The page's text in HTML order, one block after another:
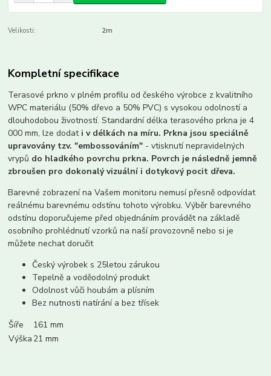
Velikosti: 2m
Kompletní specifikace
Terasové prkno v plném profilu od českého výrobce z kvalitního
WPC materiálu (50% dřevo a 50% PVC) s vysokou odolností a
dlouhodobou životností. Standardní délka terasového prkna je 4
000 mm, lze dodat i v délkách na míru. Prkna jsou speciálně
upravovány tzv. "embossováním" - vtisknutí nepravidelných
vrypů do hladkého povrchu prkna. Povrch je následně jemně
zbroušen pro dokonalý vizuální i dotykový pocit dřeva.
Barevné zobrazení na Vašem monitoru nemusí přesně odpovídat
reálnému barevnému odstínu tohoto výrobku. Výběr barevného
odstínu doporučujeme před objednáním provádět na základě
osobního prohlédnutí vzorků na naší provozovně nebo si je
můžete nechat doručit
Český výrobek s 25letou zárukou
Tepelně a voděodolný produkt
Odolnost vůči houbám a plísním
Bez nutnosti natírání a bez třísek
Šíře
161 mm
Výška 21 mm